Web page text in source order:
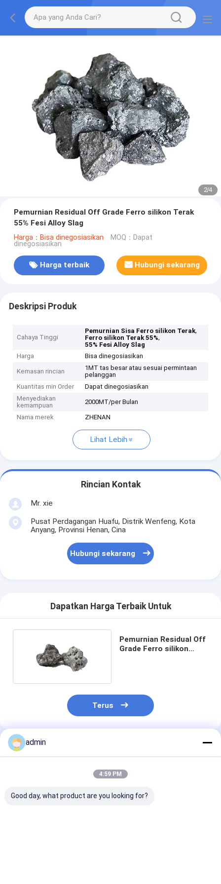
2/4
Pemurnian Residual Off Grade Ferro silikon Terak
55% Fesi Alloy Slag
Harga：Bisa dinegosiasikan MOQ：Dapat
dinegosiasikan
Harga terbaik Hubungi sekarang
Deskripsi Produk
Cahaya Tinggi
Pemurnian Sisa Ferro silikon Terak,
Ferro silikon Terak 55%,
55% Fesi Alloy Slag
Harga
Bisa dinegosiasikan
Kemasan rincian
1MT tas besar atau sesuai permintaan
pelanggan
Kuantitas min Order
Dapat dinegosiasikan
Menyediakan
kemampuan
2000MT/per Bulan
Nama merek ZHENAN
Lihat Lebih
Rincian Kontak
Mr. xie
Pusat Perdagangan Huafu, Distrik Wenfeng, Kota
Anyang, Provinsi Henan, Cina
Hubungi sekarang
Dapatkan Harga Terbaik Untuk
Pemurnian Residual Off
Grade Ferro silikon
Terus
Rekomendasi Produk
admin
4:59 PM
Good day, what product are you looking for?